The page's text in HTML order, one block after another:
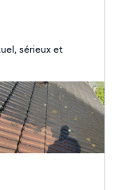
de garantir
Devis gratuit
pas à me
ou de
sérieux et